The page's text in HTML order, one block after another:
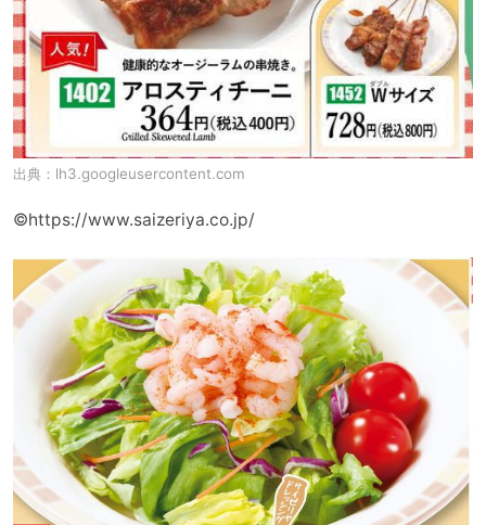
出典： lh3.googleusercontent.com
©https://www.saizeriya.co.jp/